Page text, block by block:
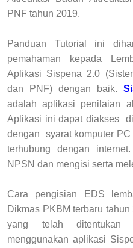
PNF tahun 2019.
Panduan Tutorial ini
pemahaman kepada
Aplikasi Sispena 2.0
dan PNF) dengan baik.
adalah aplikasi penilaian
Aplikasi ini dapat diakses
dengan syarat komputer
terhubung dengan internet.
NPSN dan mengisi serta
Cara pengisian EDS
Dikmas PKBM terbaru tahun
yang telah ditentukan
menggunakan aplikasi